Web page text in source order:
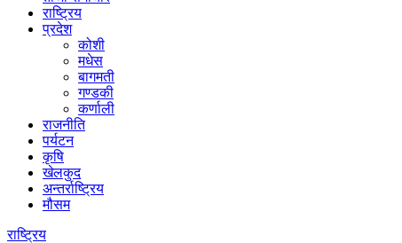
राष्ट्रिय
प्रदेश
कोशी
मधेस
बागमती
गण्डकी
कर्णाली
राजनीति
पर्यटन
कृषि
खेलकुद
अन्तर्राष्ट्रिय
मौसम
राष्ट्रिय